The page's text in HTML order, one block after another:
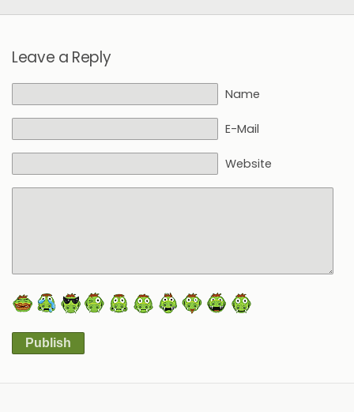
Leave a Reply
Name
E-Mail
Website
Publish